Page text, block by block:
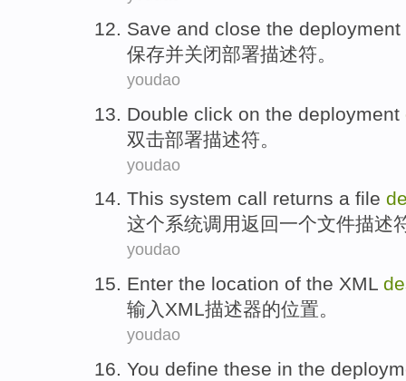
Save and close the deployment
保存并关闭部署描述符。
youdao
Double click on the deployment
双击部署描述符 。
youdao
This system call returns a file
这个系统调用返回 一个文件描述
youdao
Enter the location of the XML
输入 XML描述器的位置。
youdao
You define these in the